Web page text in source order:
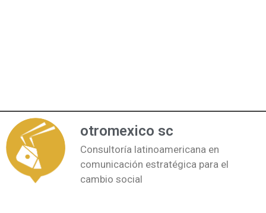
otromexico sc
Consultoría latinoamericana en
comunicación estratégica para el
cambio social